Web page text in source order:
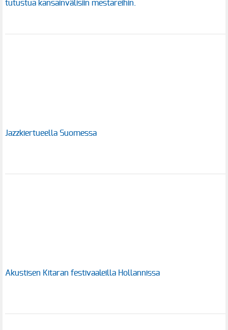
tutustua kansainvälisiin mestareihin.
Jazzkiertueella Suomessa
Akustisen Kitaran festivaaleilla Hollannissa